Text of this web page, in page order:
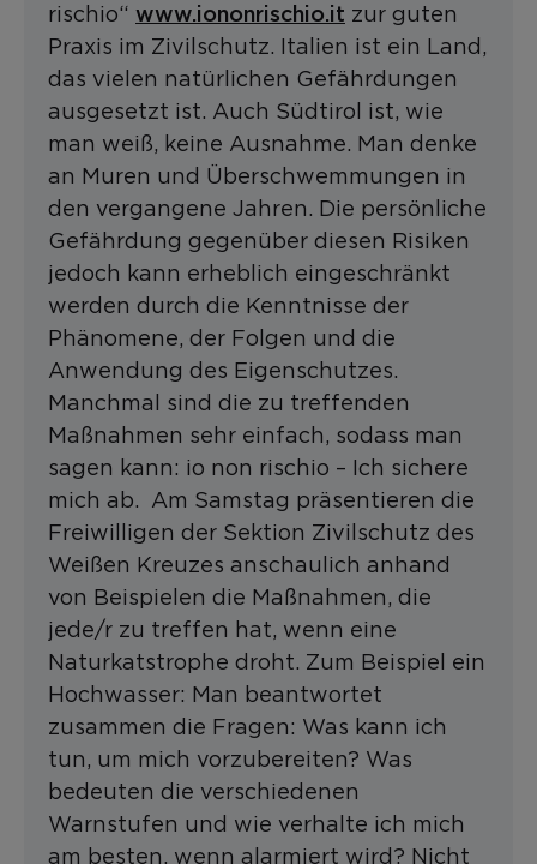
rischio“ www.iononrischio.it zur guten
Praxis im Zivilschutz. Italien ist ein Land,
das vielen natürlichen Gefährdungen
ausgesetzt ist. Auch Südtirol ist, wie
man weiß, keine Ausnahme. Man denke
an Muren und Überschwemmungen in
den vergangene Jahren. Die persönliche
Gefährdung gegenüber diesen Risiken
jedoch kann erheblich eingeschränkt
werden durch die Kenntnisse der
Phänomene, der Folgen und die
Anwendung des Eigenschutzes.
Manchmal sind die zu treffenden
Maßnahmen sehr einfach, sodass man
sagen kann: io non rischio – Ich sichere
mich ab. Am Samstag präsentieren die
Freiwilligen der Sektion Zivilschutz des
Weißen Kreuzes anschaulich anhand
von Beispielen die Maßnahmen, die
jede/r zu treffen hat, wenn eine
Naturkatstrophe droht. Zum Beispiel ein
Hochwasser: Man beantwortet
zusammen die Fragen: Was kann ich
tun, um mich vorzubereiten? Was
bedeuten die verschiedenen
Warnstufen und wie verhalte ich mich
am besten, wenn alarmiert wird? Nicht